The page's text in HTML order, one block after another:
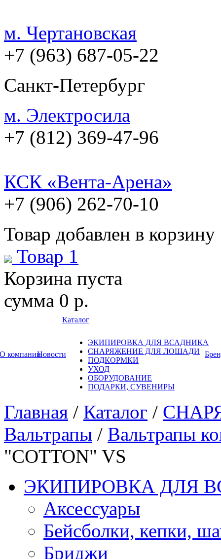
м. Чертановская
+7 (963) 687-05-22
Санкт-Петербург
м. Электросила
+7 (812) 369-47-96
КСК «Вента-Арена»
+7 (906) 262-70-10
Товар добавлен в корзину
Товар 1
Корзина пуста
сумма 0 р.
О компанииНовости
Каталог
ЭКИПИРОВКА ДЛЯ ВСАДНИКА
СНАРЯЖЕНИЕ ДЛЯ ЛОШАДИ
ПОДКОРМКИ
УХОД
ОБОРУДОВАНИЕ
ПОДАРКИ, СУВЕНИРЫ
Главная / Каталог /
Вальтрапы / Вальтрапы
"COTTON" VS
ЭКИПИРОВКА ДЛЯ
Аксессуары
Бейсболки, кепки,
Бриджи